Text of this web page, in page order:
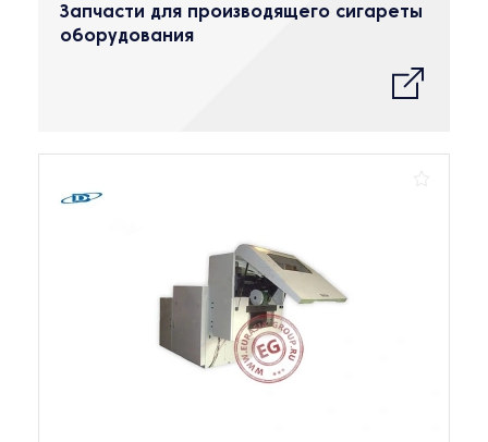
Запчасти для производящего сигареты
оборудования